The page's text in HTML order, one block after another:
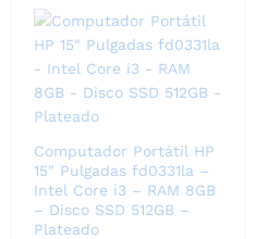
Computador Portátil HP
15″ Pulgadas fd0331la –
Intel Core i3 – RAM 8GB
– Disco SSD 512GB –
Plateado